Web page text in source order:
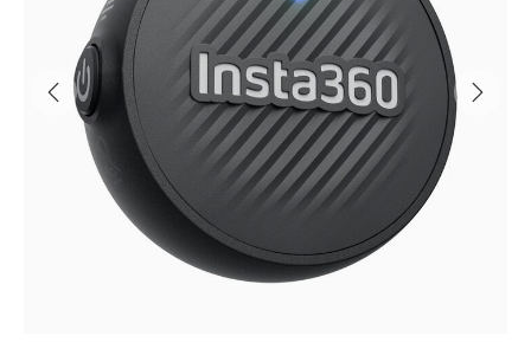
SEETEC ATEM156 4
Pris:5 899 kr
5 899 kr
Skickas direkt
Feelworld